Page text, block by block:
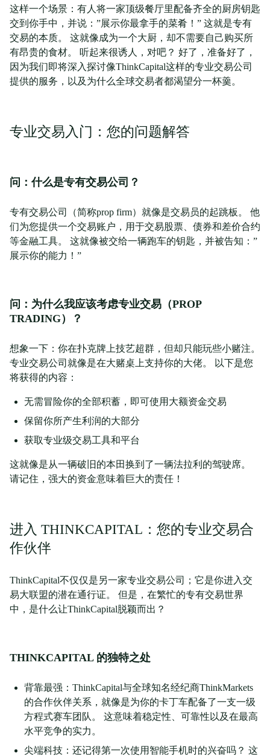
这样一个场景：有人将一家顶级餐厅里配备齐全的厨房钥匙
交到你手中，并说：”展示你最拿手的菜肴！” 这就是专有
交易的本质。 这就像成为一个大厨，却不需要自己购买所
有昂贵的食材。 听起来很诱人，对吧？ 好了，准备好了，
因为我们即将深入探讨像ThinkCapital这样的专业交易公司
提供的服务，以及为什么全球交易者都渴望分一杯羹。
专业交易入门：您的问题解答
问：什么是专有交易公司？
专有交易公司（简称prop firm）就像是交易员的起跳板。 他
们为您提供一个交易账户，用于交易股票、债券和差价合约
等金融工具。 这就像被交给一辆跑车的钥匙，并被告知：”
展示你的能力！”
问：为什么我应该考虑专业交易（PROP
TRADING）？
想象一下：你在扑克牌上技艺超群，但却只能玩些小赌注。
专业交易公司就像是在大赌桌上支持你的大佬。 以下是您
将获得的内容：
无需冒险你的全部积蓄，即可使用大额资金交易
保留你所产生利润的大部分
获取专业级交易工具和平台
这就像是从一辆破旧的本田换到了一辆法拉利的驾驶席。
请记住，强大的资金意味着巨大的责任！
进入 THINKCAPITAL：您的专业交易合
作伙伴
ThinkCapital不仅仅是另一家专业交易公司；它是你进入交
易大联盟的潜在通行证。 但是，在繁忙的专有交易世界
中，是什么让ThinkCapital脱颖而出？
THINKCAPITAL 的独特之处
背靠最强：ThinkCapital与全球知名经纪商ThinkMarkets
的合作伙伴关系，就像是为你的卡丁车配备了一支一级
方程式赛车团队。 这意味着稳定性、可靠性以及在最高
水平竞争的实力。
尖端科技：还记得第一次使用智能手机时的兴奋吗？ 这